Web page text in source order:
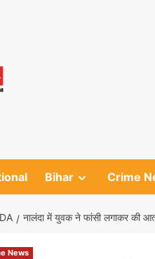
Bihar Crime
नालंदा में युवक ने फांसी लगाकर की
News